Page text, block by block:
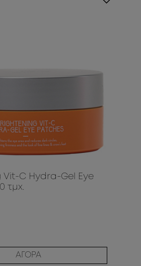
Vit-C Hydra-Gel Eye
τμχ.
ΑΓΟΡΑ